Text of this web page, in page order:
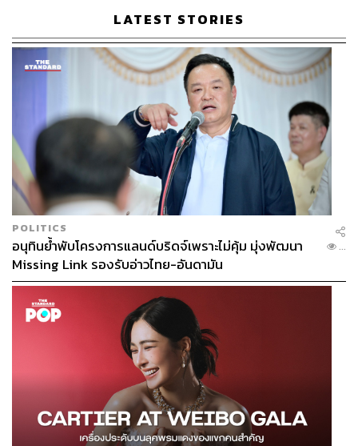
LATEST STORIES
POLITICS
อนุทินย้ำพับโครงการแลนด์บริดจ์เพราะไม่คุ้ม มุ่งพัฒนา
Missing Link รองรับอ่าวไทย-อันดามัน
...